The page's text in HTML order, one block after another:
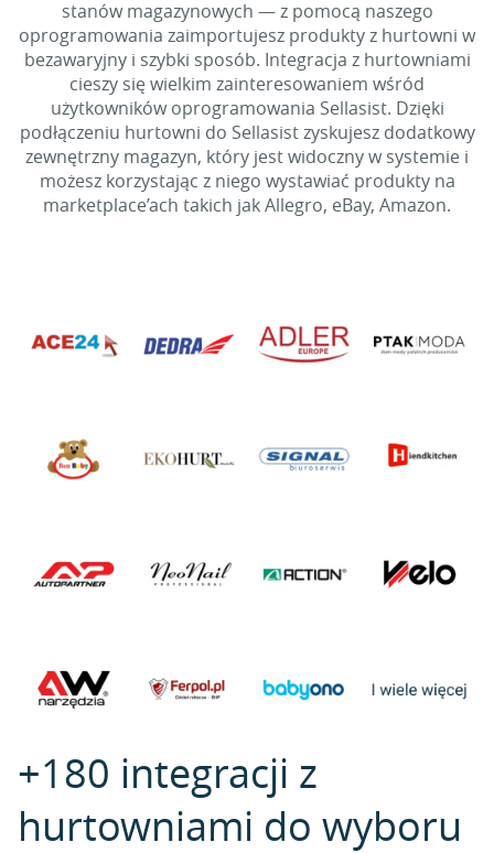
stanów magazynowych — z pomocą naszego
oprogramowania zaimportujesz produkty z hurtowni w
bezawaryjny i szybki sposób. Integracja z hurtowniami
cieszy się wielkim zainteresowaniem wśród
użytkowników oprogramowania Sellasist. Dzięki
podłączeniu hurtowni do Sellasist zyskujesz dodatkowy
zewnętrzny magazyn, który jest widoczny w systemie i
możesz korzystając z niego wystawiać produkty na
marketplace’ach takich jak Allegro, eBay, Amazon.
+180 integracji z
hurtowniami do wyboru